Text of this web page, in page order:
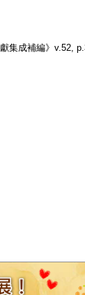
集成補編》v.52,